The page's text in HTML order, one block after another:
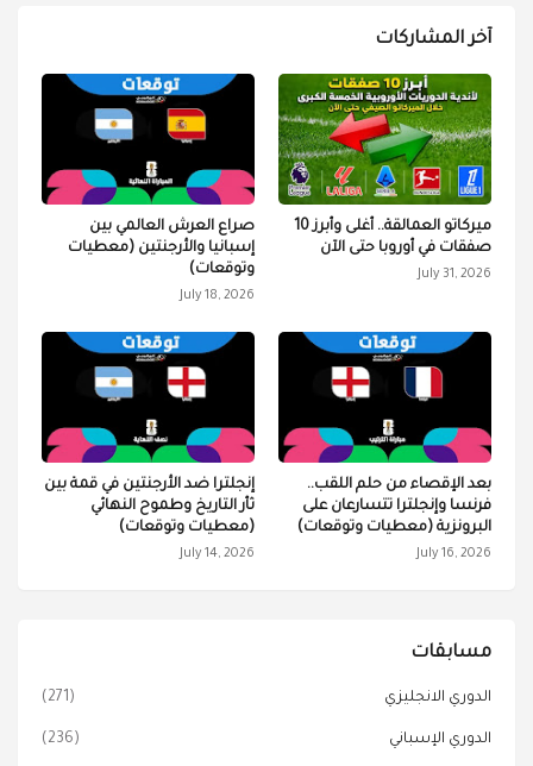
آخر المشاركات
ميركاتو العمالقة.. أغلى وأبرز 10
صفقات في أوروبا حتى الآن
July 31, 2026
صراع العرش العالمي بين
إسبانيا والأرجنتين (معطيات
وتوقعات)
July 18, 2026
بعد الإقصاء من حلم اللقب..
فرنسا وإنجلترا تتسارعان على
البرونزية (معطيات وتوقعات)
July 16, 2026
إنجلترا ضد الأرجنتين في قمة بين
ثأر التاريخ وطموح النهائي
(معطيات وتوقعات)
July 14, 2026
مسابقات
الدوري الانجليزي (271)
الدوري الإسباني (236)